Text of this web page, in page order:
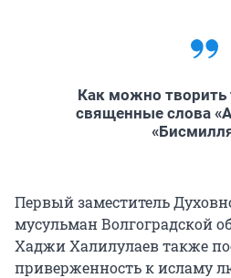
Как можно творить
священные слова
Первый заместитель
мусульман Волгоградской
Хаджи Халилулаев также
приверженность к исламу